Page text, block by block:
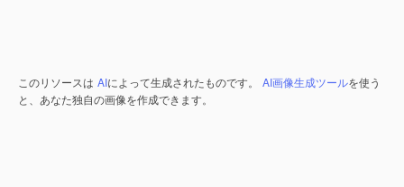
このリソースは AIによって生成されたものです。 AI画像生成ツールを使う
と、あなた独自の画像を作成できます。